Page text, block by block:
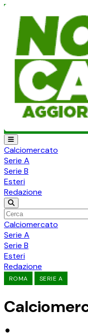
Calciomercato
Serie A
Serie B
Esteri
Redazione
Calciomercato
Serie A
Serie B
Esteri
Redazione
ROMA SERIE A